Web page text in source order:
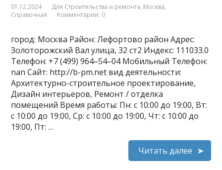
01.12.2024 Для Строительства и ремонта, Москва,
Справочная
Комментарии: 0
город: Москва Район: Лефортово район Адрес:
Золоторожский Вал улица, 32 ст2 Индекс: 111033.0
Телефон: +7 (499) 964‒54‒04 Мобильный Телефон:
nan Сайт: http://b-pm.net вид деятельности:
Архитектурно-строительное проектирование,
Дизайн интерьеров, Ремонт / отделка
помещений Время работы: Пн: с 10:00 до 19:00, Вт:
с 10:00 до 19:00, Ср: с 10:00 до 19:00, Чт: с 10:00 до
19:00, Пт: …
Читать далее